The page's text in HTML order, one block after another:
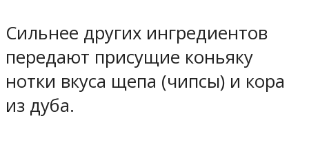
Сильнее других ингредиентов
передают присущие коньяку
нотки вкуса щепа (чипсы) и кора
из дуба.